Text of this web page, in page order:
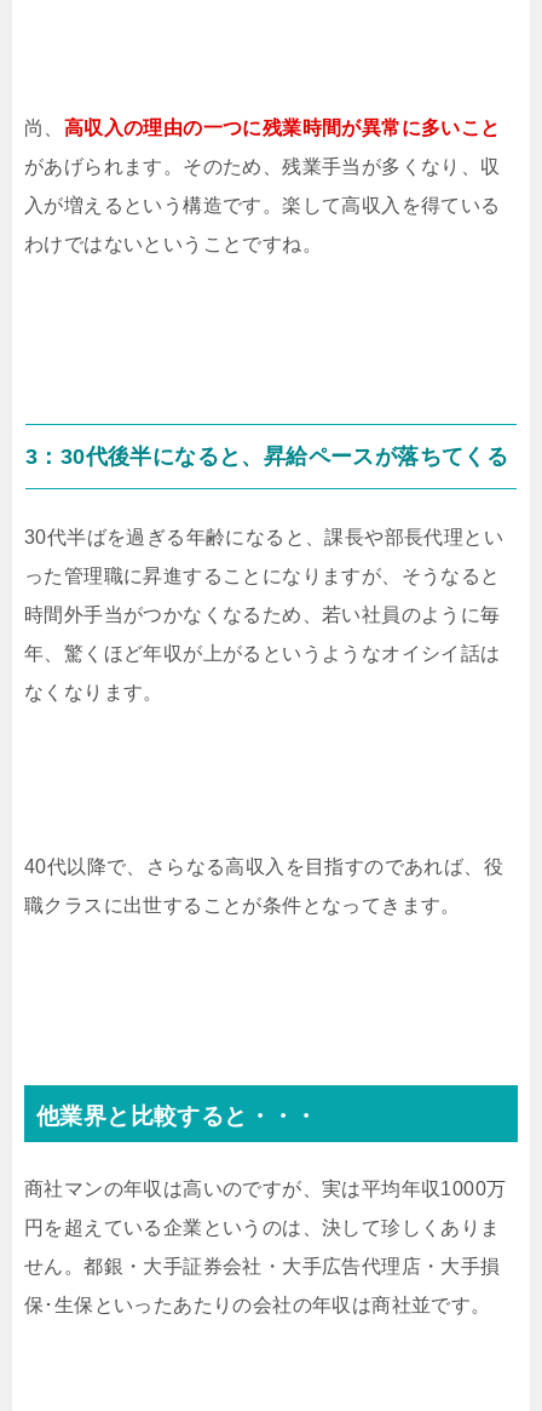
尚、 高収入の理由の一つに残業時間が異常に多いこと
があげられます。そのため、残業手当が多くなり、収
入が増えるという構造です。楽して高収入を得ている
わけではないということですね。
3：30代後半になると、昇給ペースが落ちてくる
30代半ばを過ぎる年齢になると、課長や部長代理とい
った管理職に昇進することになりますが、そうなると
時間外手当がつかなくなるため、若い社員のように毎
年、驚くほど年収が上がるというようなオイシイ話は
なくなります。
40代以降で、さらなる高収入を目指すのであれば、役
職クラスに出世することが条件となってきます。
他業界と比較すると・・・
商社マンの年収は高いのですが、実は平均年収1000万
円を超えている企業というのは、決して珍しくありま
せん。都銀・大手証券会社・大手広告代理店・大手損
保･生保といったあたりの会社の年収は商社並です。